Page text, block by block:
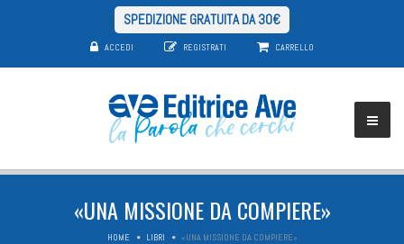
SPEDIZIONE GRATUITA DA 30€
ACCEDI REGISTRATI CARRELLO
«UNA MISSIONE DA COMPIERE»
HOME LIBRI «UNA MISSIONE DA COMPIERE»